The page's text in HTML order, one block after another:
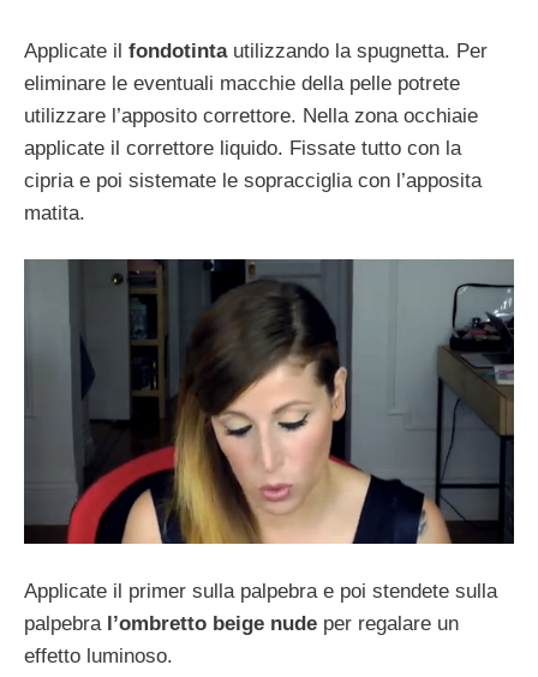
Applicate il fondotintautilizzando la spugnetta. Per
eliminare le eventuali macchie della pelle potrete
utilizzare l’apposito correttore. Nella zona occhiaie
applicate il correttore liquido. Fissate tutto con la
cipria e poi sistemate le sopracciglia con l’apposita
matita.
Applicate il primer sulla palpebra e poi stendete sulla
palpebra l’ombretto beige nude per regalare un
effetto luminoso.